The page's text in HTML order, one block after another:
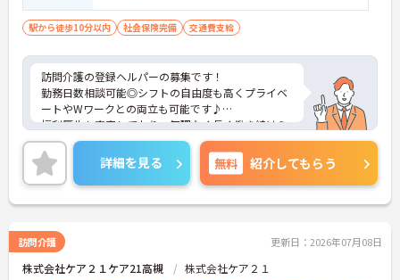
駅から徒歩10分以内 社会保険完備 交通費支給
訪問介護の登録ヘルパーの募集です！
勤務日数相談可能◎シフトの自由度も高くプライベ
ートやWワークとの両立も可能です♪
福利厚生も充実しており、無理なく長く働き続けら
れる職場です。
ご興味のある方には、面接対策ポイントなどさらに
詳細をお話いたしますので、お気軽にご相談くださ
い。
詳細を見る 無料 紹介してもらう
訪問介護 更新日：2026年07月08日
株式会社ケア２１ケア21高槻 株式会社ケア２１